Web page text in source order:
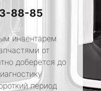
88-85
инвентарем
от
доберется до
период